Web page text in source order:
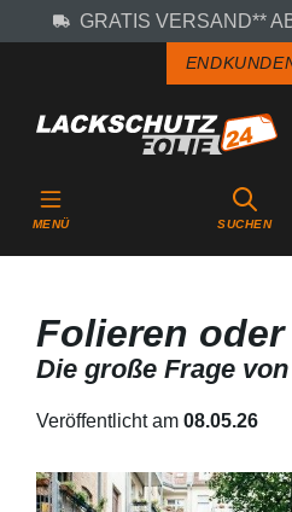
Zum Hauptinhalt springen
GRATIS VERSAND**
MENÜ SUCHEN
Folieren
Die große Frage
Veröffentlicht am 08.05.26